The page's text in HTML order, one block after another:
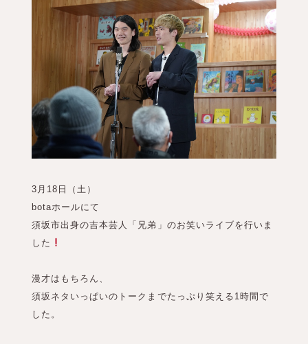
3月18日（土）
botaホールにて
須坂市出身の吉本芸人「兄弟」のお笑いライブを行いま
した
漫才はもちろん、
須坂ネタいっぱいのトークまでたっぷり笑える1時間で
した。